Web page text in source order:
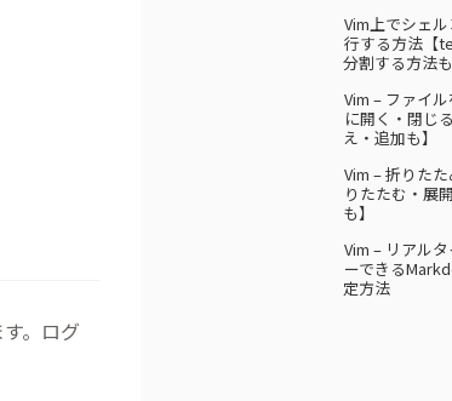
。ログ
Vim上でシェ
行する方法【
分割する方法も
Vim – ファイ
に開く・閉じ
え・追加も】
Vim – 折りた
りたたむ・展
も】
Vim – リアル
ーできる
定方法